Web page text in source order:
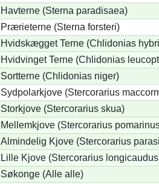
Havterne (Sterna paradisaea)
Prærieterne (Sterna forsteri)
Hvidskægget Terne (Chlidonias
Hvidvinget Terne (Chlidonias
Sortterne (Chlidonias niger)
Sydpolarkjove (Stercorarius
Storkjove (Stercorarius skua)
Mellemkjove (Stercorarius
Almindelig Kjove (Stercorarius
Lille Kjove (Stercorarius
Søkonge (Alle alle)